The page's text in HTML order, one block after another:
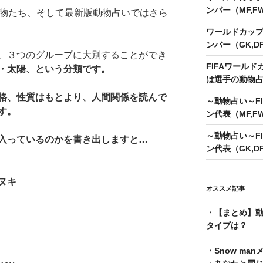
たち、そして最新版動物占いではさら
３つのグループに大別することができ
太陽、という分類です。
、性質はもとより、人間関係を読んで
。
っているのかを書き出しますと…
キ
ンバー（
ワールドカッ
ンバー（
FIFAワールド
は選手の動物
～動物占い～
ン代表（
～動物占い～
ン代表（
オススメ記事
・
【まとめ】
タイプは？
・ Snow man